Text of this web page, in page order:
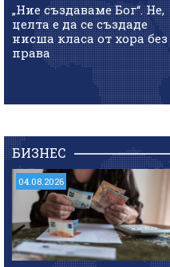
„Ние създаваме Бог“. Не,
целта е да се създаде
нисша класа от хора без
права
БИЗНЕС
04.08.2026